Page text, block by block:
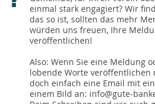
einmal stark engagiert? Wir
das so ist, sollten das mehr
würden uns freuen, Ihre
veröffentlichen!
Also: Wenn Sie eine Meldung
lobende Worte veröffentlichen
doch einfach eine Email mit
einem Bild an: info@gute-